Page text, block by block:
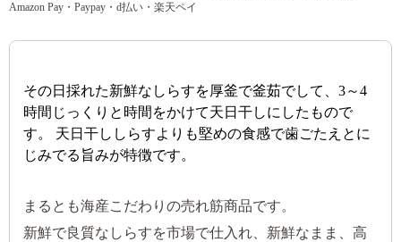
Amazon Pay・Paypay・d払い・楽天ペイ
その日採れた新鮮なしらすを厚釜で釜茹でして、3～4
時間じっくりと時間をかけて天日干しにしたもので
す。 天日干ししらすよりも堅めの食感で歯ごたえとに
じみでる旨みが特徴です。
まるとも海産こだわりの売れ筋商品です。
新鮮で良質なしらすを市場で仕入れ、新鮮なまま、高